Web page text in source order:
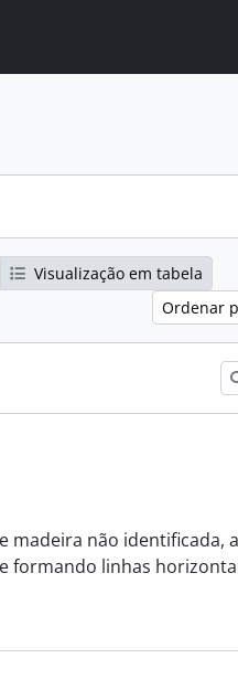
Visualização em tabela
Ordenar
não identificada,
linhas